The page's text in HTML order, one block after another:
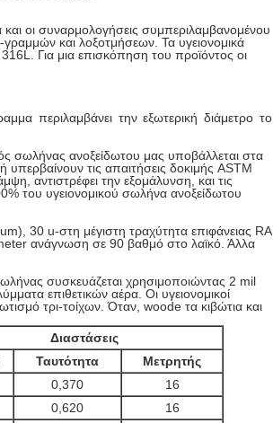
οι συναρμολογήσεις συμπεριλαμβανομένου
και λοξοτμήσεων. Τα υγειονομικά
Για μια επισκόπηση του προϊόντος οι
περιλαμβάνει την εξωτερική διάμετρο το
σωλήνας ανοξείδωτου μας υποβάλλεται στα
τις απαιτήσεις δοκιμής ASTM
αντιστρέφει την εξομάλυνση, και τις
του υγειονομικού σωλήνα ανοξείδωτου
30 u-στη μέγιστη τραχύτητα επιφάνειας RA
ανάγνωση σε 90 βαθμό στο λαϊκό. Άλλα
συσκευάζεται χρησιμοποιώντας 2 mil
επιθετικών αέρα. Οι υγειονομικοί
τρι-τοίχων. Όταν, woode τα κιβώτια και
Διαστάσεις
Ταυτότητα
Μετρητής
0,370
16
0,620
16